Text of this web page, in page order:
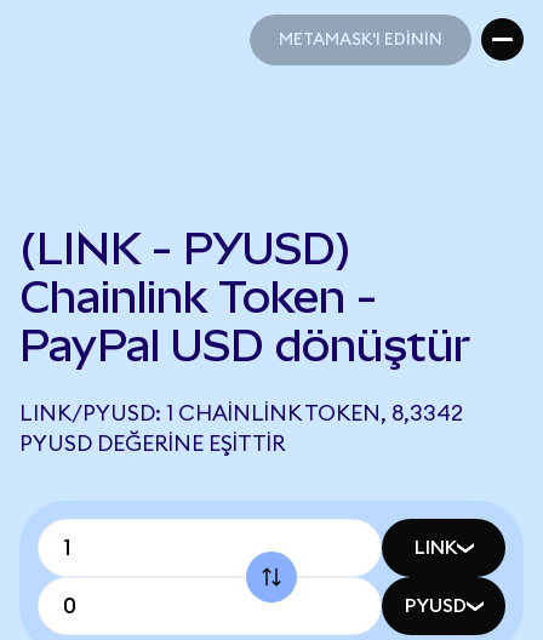
METAMASK'I EDİNİN
(LINK - PYUSD)
Chainlink Token -
PayPal USD dönüştür
LINK/PYUSD: 1 CHAINLINK TOKEN, 8,3342
PYUSD DEĞERINE EŞITTIR
LINK
PYUSD